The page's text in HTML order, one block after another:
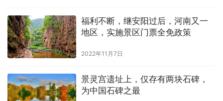
福利不断，继安阳过后，河南又一
地区，实施景区门票全免政策
2022年11月7日
景灵宫遗址上，仅存有两块石碑，
为中国石碑之最